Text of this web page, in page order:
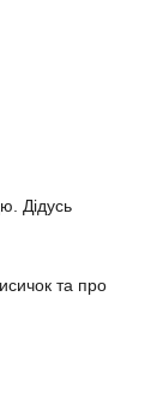
Дідусь
та про